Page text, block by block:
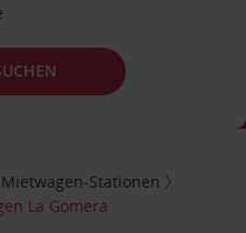
Mietwagen-Stationen
La Gomera